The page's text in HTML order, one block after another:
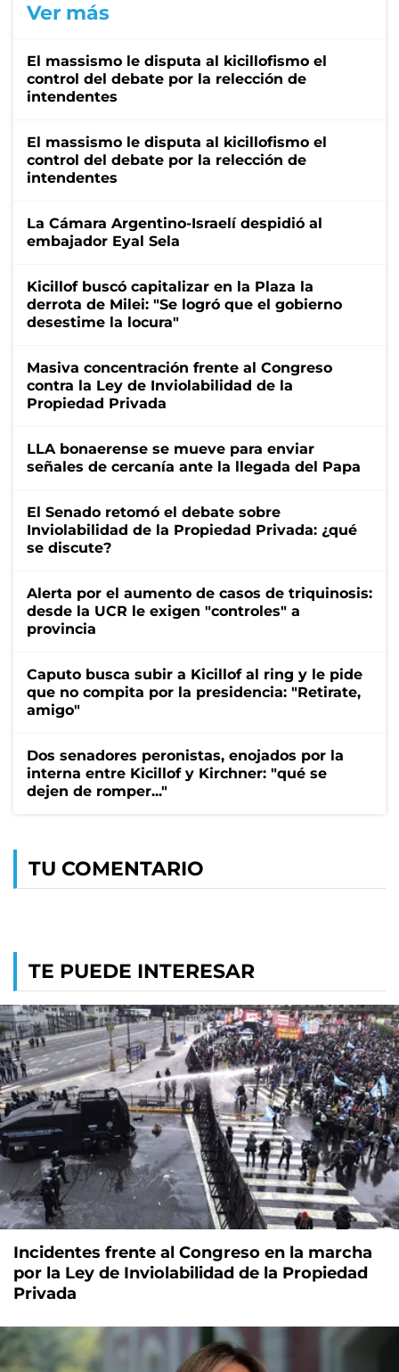
Ver más
El massismo le disputa al kicillofismo el
control del debate por la relección de
intendentes
El massismo le disputa al kicillofismo el
control del debate por la relección de
intendentes
La Cámara Argentino-Israelí despidió al
embajador Eyal Sela
Kicillof buscó capitalizar en la Plaza la
derrota de Milei: "Se logró que el gobierno
desestime la locura"
Masiva concentración frente al Congreso
contra la Ley de Inviolabilidad de la
Propiedad Privada
LLA bonaerense se mueve para enviar
señales de cercanía ante la llegada del Papa
El Senado retomó el debate sobre
Inviolabilidad de la Propiedad Privada: ¿qué
se discute?
Alerta por el aumento de casos de triquinosis:
desde la UCR le exigen "controles" a
provincia
Caputo busca subir a Kicillof al ring y le pide
que no compita por la presidencia: "Retirate,
amigo"
Dos senadores peronistas, enojados por la
interna entre Kicillof y Kirchner: "qué se
dejen de romper..."
TU COMENTARIO
TE PUEDE INTERESAR
Incidentes frente al Congreso en la marcha
por la Ley de Inviolabilidad de la Propiedad
Privada